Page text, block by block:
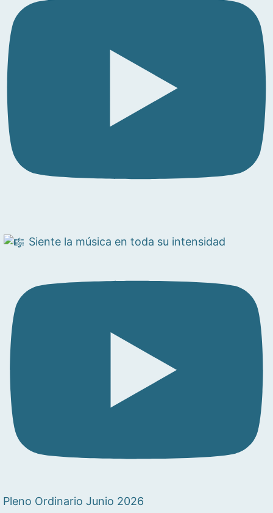
Siente la música en toda su intensidad
Pleno Ordinario Junio 2026